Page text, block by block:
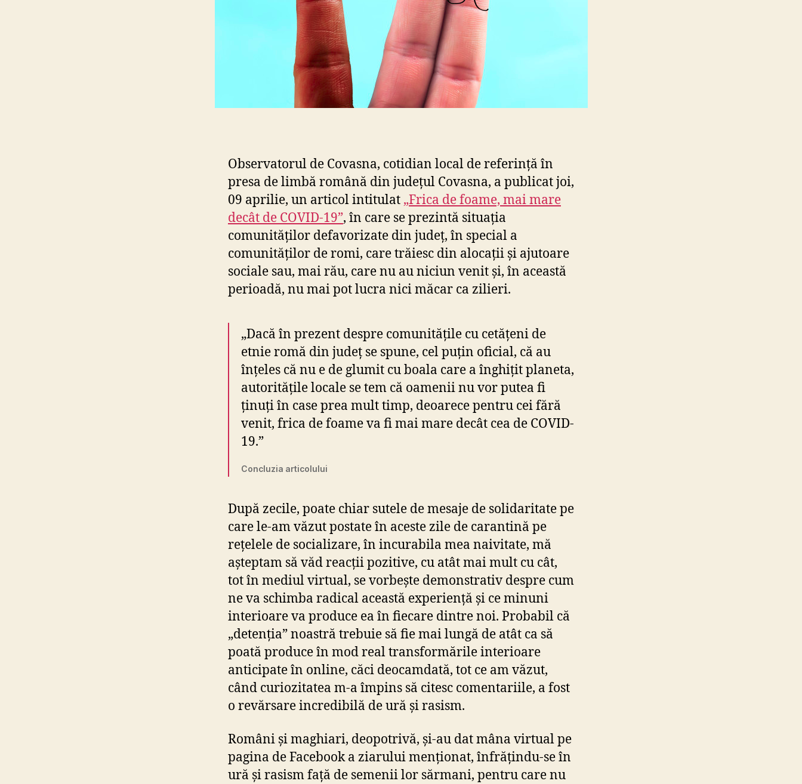
Observatorul de Covasna, cotidian local de referință în
presa de limbă română din județul Covasna, a publicat joi,
09 aprilie, un articol intitulat „Frica de foame, mai mare
decât de COVID-19”, în care se prezintă situația
comunităților defavorizate din județ, în special a
comunităților de romi, care trăiesc din alocații și ajutoare
sociale sau, mai rău, care nu au niciun venit și, în această
perioadă, nu mai pot lucra nici măcar ca zilieri.
„Dacă în prezent despre comunitățile cu cetățeni de
etnie romă din județ se spune, cel puțin oficial, că au
înțeles că nu e de glumit cu boala care a înghițit planeta,
autoritățile locale se tem că oamenii nu vor putea fi
ținuți în case prea mult timp, deoarece pentru cei fără
venit, frica de foame va fi mai mare decât cea de COVID-
19.”
Concluzia articolului
După zecile, poate chiar sutele de mesaje de solidaritate pe
care le-am văzut postate în aceste zile de carantină pe
rețelele de socializare, în incurabila mea naivitate, mă
așteptam să văd reacții pozitive, cu atât mai mult cu cât,
tot în mediul virtual, se vorbește demonstrativ despre cum
ne va schimba radical această experiență și ce minuni
interioare va produce ea în fiecare dintre noi. Probabil că
„detenția” noastră trebuie să fie mai lungă de atât ca să
poată produce în mod real transformările interioare
anticipate în online, căci deocamdată, tot ce am văzut,
când curiozitatea m-a împins să citesc comentariile, a fost
o revărsare incredibilă de ură și rasism.
Români și maghiari, deopotrivă, și-au dat mâna virtual pe
pagina de Facebook a ziarului menționat, înfrățindu-se în
ură și rasism față de semenii lor sărmani, pentru care nu